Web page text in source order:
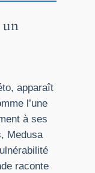
un
apparaît
l’une
à ses
Medusa
raconte